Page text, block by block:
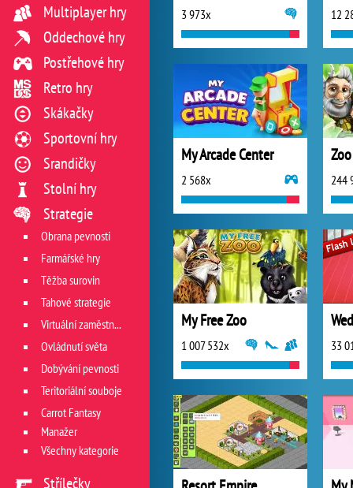
3 973x 12
My Arcade Center
2 568x 244
My Free Zoo
1 007 532x 33
Multiplayer hry
Oddechové hry
Postřehové hry
Retro hry
Skákačky
Sportovní hry
Srandičky
Stolní hry
Strategie
Obrana pevnosti
Farmářské hry
Těžba surovin
Tahové strategie
Virtuální zaměstnání
Ovládnutí světa
Dobývání pevnosti
Teritoriální souboje
Carrot Fantasy
Manažer
Všechny kategorie
Střílečky